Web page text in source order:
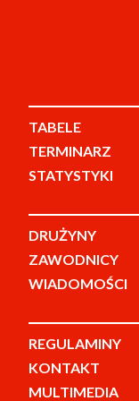
TABELE
TERMINARZ
STATYSTYKI
DRUŻYNY
ZAWODNICY
WIADOMOŚCI
REGULAMINY
KONTAKT
MULTIMEDIA